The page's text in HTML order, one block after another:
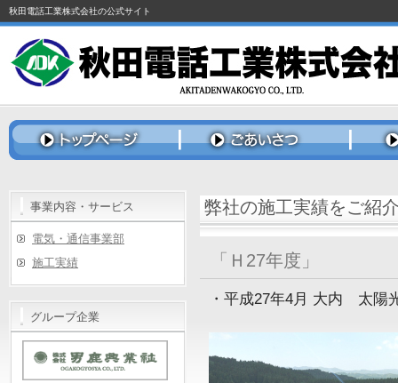
秋田電話工業株式会社の公式サイト
弊社の施工実績をご紹
「Ｈ27年度」
・平成27年4月 大内 太陽
事業内容・サービス
電気・通信事業部
施工実績
グループ企業